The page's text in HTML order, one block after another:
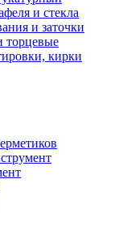
и стекла
и заточки
торцевые
кирки